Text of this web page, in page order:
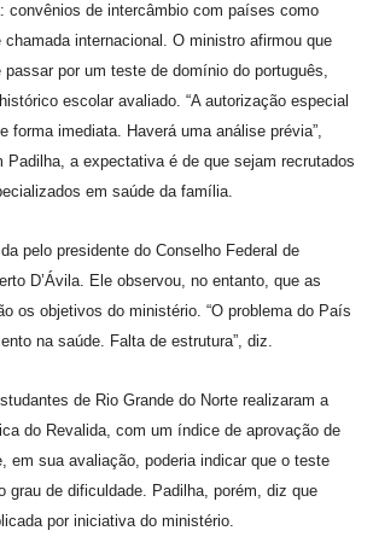
convênios de intercâmbio com países como
chamada internacional. O ministro afirmou que
por um teste de domínio do português,
escolar avaliado. “A autorização especial
forma imediata. Haverá uma análise prévia”,
Padilha, a expectativa é de que sejam recrutados
em saúde da família.
pelo presidente do Conselho Federal de
D’Ávila. Ele observou, no entanto, que as
os objetivos do ministério. “O problema do País
na saúde. Falta de estrutura”, diz.
de Rio Grande do Norte realizaram a
do Revalida, com um índice de aprovação de
em sua avaliação, poderia indicar que o teste
grau de dificuldade. Padilha, porém, diz que
por iniciativa do ministério.